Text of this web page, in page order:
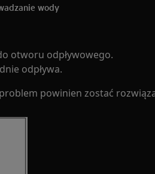
wody
otworu odpływowego.
odpływa.
problem powinien zostać